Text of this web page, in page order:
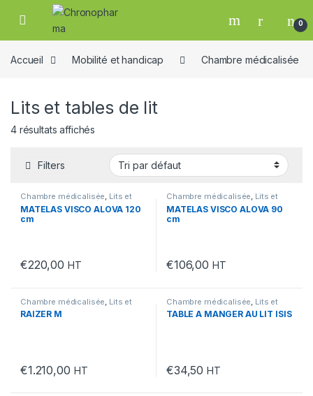
Skip to navigation
Skip to content
0
Accueil Mobilité et handicap Chambre médicalisée
Lits et tables de lit
4 résultats affichés
Filters
Chambre médicalisée, Lits et
tables de lit, Mobilité et handicap
MATELAS VISCO ALOVA 120
cm
€220,00 HT
Chambre médicalisée, Lits et
tables de lit, Mobilité et handicap
MATELAS VISCO ALOVA 90
cm
€106,00 HT
Chambre médicalisée Lits et
tables de lit Mobilité et handicap
RAIZER M
€1.210,00 HT
Chambre médicalisée Lits et
tables de lit, Mobilité et handicap
TABLE A MANGER AU LIT ISIS
€34,50 HT